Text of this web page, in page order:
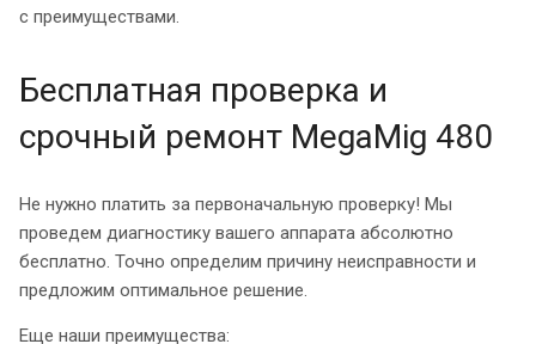
с преимуществами.
Бесплатная проверка и
срочный ремонт MegaMig 480
Не нужно платить за первоначальную проверку! Мы
проведем диагностику вашего аппарата абсолютно
бесплатно. Точно определим причину неисправности и
предложим оптимальное решение.
Еще наши преимущества: